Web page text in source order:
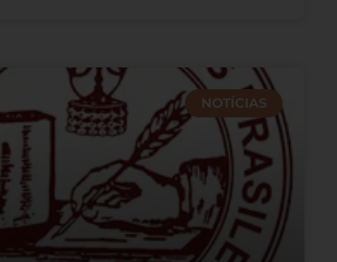
NOTÍCIAS